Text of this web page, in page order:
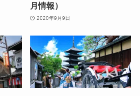
月情報）
2020年9月9日